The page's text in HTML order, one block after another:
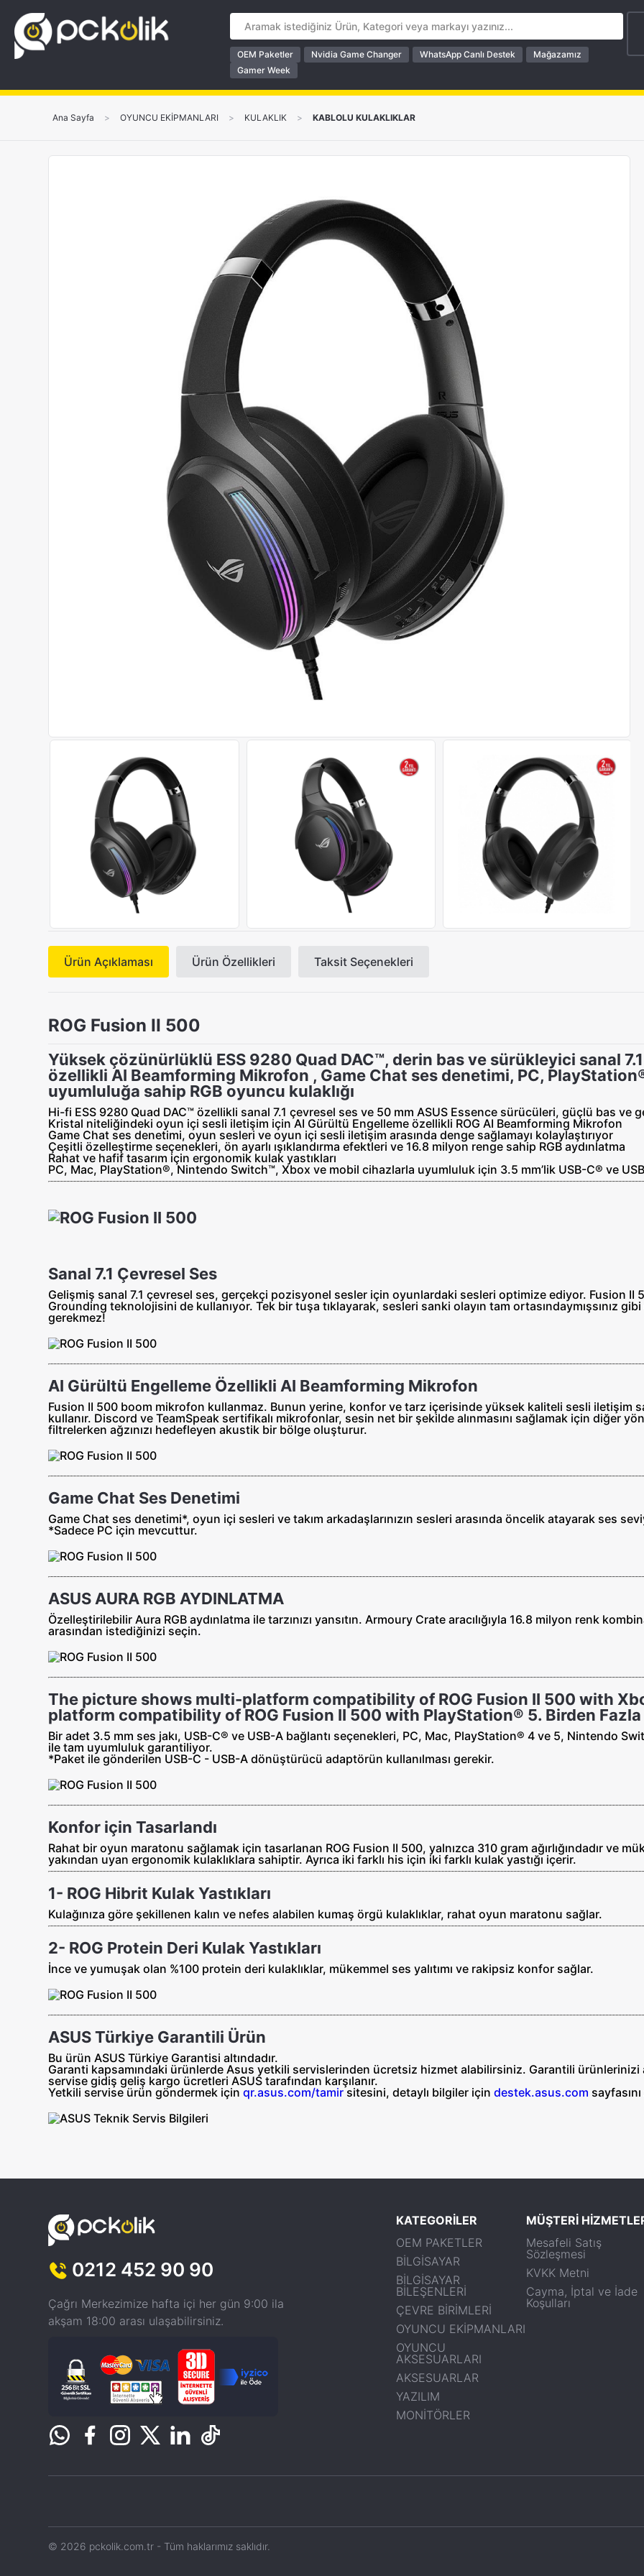
OEM Paketler Nvidia Game Changer WhatsApp Canlı Destek
Mağazamız
Gamer Week
Ana Sayfa > OYUNCU EKİPMANLARI > KULAKLIK > KABLOLU KULAKLIKLAR
Ürün Açıklaması Ürün Özellikleri Taksit Seçenekleri
ROG Fusion II 500
Yüksek çözünürlüklü ESS 9280 Quad DAC™, derin bas ve sürükleyici sanal
özellikli AI Beamforming Mikrofon , Game Chat ses denetimi, PC,
uyumluluğa sahip RGB oyuncu kulaklığı
Hi-fi ESS 9280 Quad DAC™ özellikli sanal 7.1 çevresel ses ve 50 mm ASUS Essence sürücüleri, güçlü bas ve
Kristal niteliğindeki oyun içi sesli iletişim için AI Gürültü Engelleme özellikli ROG AI Beamforming Mikrofon
Game Chat ses denetimi, oyun sesleri ve oyun içi sesli iletişim arasında denge sağlamayı kolaylaştırıyor
Çeşitli özelleştirme seçenekleri, ön ayarlı ışıklandırma efektleri ve 16.8 milyon renge sahip RGB aydınlatma
Rahat ve hafif tasarım için ergonomik kulak yastıkları
PC, Mac, PlayStation®, Nintendo Switch™, Xbox ve mobil cihazlarla uyumluluk için 3.5 mm’lik USB-C® ve
Sanal 7.1 Çevresel Ses
Gelişmiş sanal 7.1 çevresel ses, gerçekçi pozisyonel sesler için oyunlardaki sesleri optimize ediyor. Fusion II
Grounding teknolojisini de kullanıyor. Tek bir tuşa tıklayarak, sesleri sanki olayın tam ortasındaymışsınız
gerekmez!
AI Gürültü Engelleme Özellikli AI Beamforming Mikrofon
Fusion II 500 boom mikrofon kullanmaz. Bunun yerine, konfor ve tarz içerisinde yüksek kaliteli sesli iletişim
kullanır. Discord ve TeamSpeak sertifikalı mikrofonlar, sesin net bir şekilde alınmasını sağlamak için diğer
filtrelerken ağzınızı hedefleyen akustik bir bölge oluşturur.
Game Chat Ses Denetimi
Game Chat ses denetimi*, oyun içi sesleri ve takım arkadaşlarınızın sesleri arasında öncelik atayarak ses
*Sadece PC için mevcuttur.
ASUS AURA RGB AYDINLATMA
Özelleştirilebilir Aura RGB aydınlatma ile tarzınızı yansıtın. Armoury Crate aracılığıyla 16.8 milyon renk
arasından istediğinizi seçin.
The picture shows multi-platform compatibility of ROG Fusion II 500 with
platform compatibility of ROG Fusion II 500 with PlayStation® 5. Birden
Bir adet 3.5 mm ses jakı, USB-C® ve USB-A bağlantı seçenekleri, PC, Mac, PlayStation® 4 ve 5, Nintendo
ile tam uyumluluk garantiliyor.
*Paket ile gönderilen USB-C - USB-A dönüştürücü adaptörün kullanılması gerekir.
Konfor için Tasarlandı
Rahat bir oyun maratonu sağlamak için tasarlanan ROG Fusion II 500, yalnızca 310 gram ağırlığındadır ve
yakından uyan ergonomik kulaklıklara sahiptir. Ayrıca iki farklı his için iki farklı kulak yastığı içerir.
1- ROG Hibrit Kulak Yastıkları
Kulağınıza göre şekillenen kalın ve nefes alabilen kumaş örgü kulaklıklar, rahat oyun maratonu sağlar.
2- ROG Protein Deri Kulak Yastıkları
İnce ve yumuşak olan %100 protein deri kulaklıklar, mükemmel ses yalıtımı ve rakipsiz konfor sağlar.
ASUS Türkiye Garantili Ürün
Bu ürün ASUS Türkiye Garantisi altındadır.
Garanti kapsamındaki ürünlerde Asus yetkili servislerinden ücretsiz hizmet alabilirsiniz. Garantili ürünlerinizi
servise gidiş geliş kargo ücretleri ASUS tarafından karşılanır.
Yetkili servise ürün göndermek için qr.asus.com/tamir sitesini, detaylı bilgiler için destek.asus.com
0212 452 90 90
Çağrı Merkezimize hafta içi her gün 9:00 ila
akşam 18:00 arası ulaşabilirsiniz.
KATEGORİLER
OEM PAKETLER
BİLGİSAYAR
BİLGİSAYAR
BİLEŞENLERİ
ÇEVRE BİRİMLERİ
OYUNCU EKİPMANLARI
OYUNCU
AKSESUARLARI
AKSESUARLAR
YAZILIM
MONİTÖRLER
MÜŞTERİ
Mesafeli Satış
Sözleşmesi
KVKK Metni
Cayma, İptal ve İade
Koşulları
© 2026 pckolik.com.tr - Tüm haklarımız saklıdır.